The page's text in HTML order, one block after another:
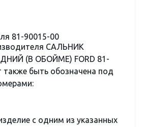
81-90015-00
САЛЬНИК
(В ОБОЙМЕ) FORD 81-
быть обозначена под
с одним из указанных